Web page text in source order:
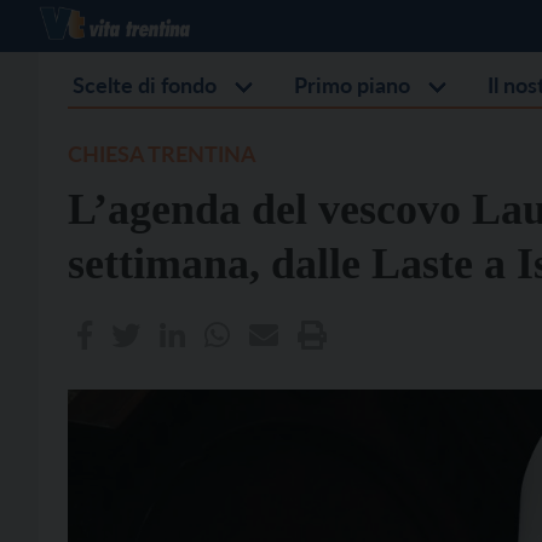
Scelte di fondo Primo piano Il
L’agenda del vescovo
settimana, dalle Laste a